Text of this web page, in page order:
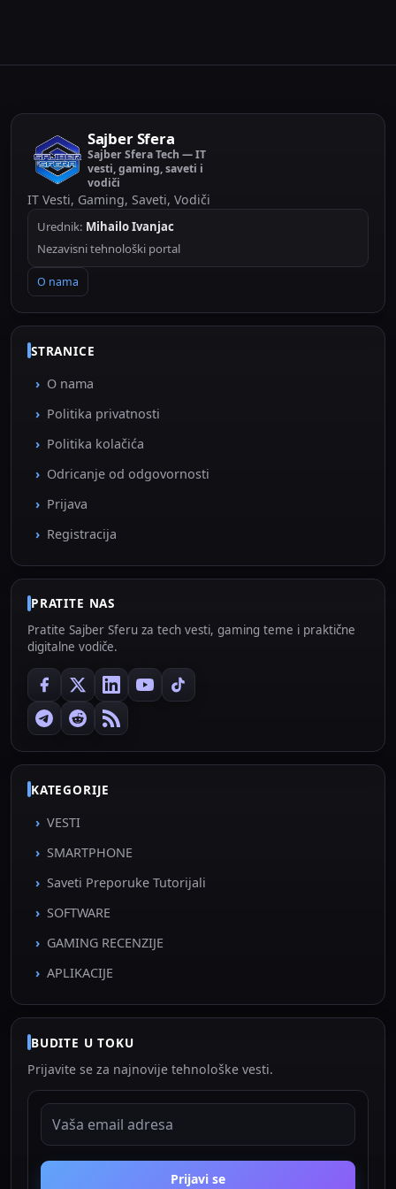
Sajber Sfera
Sajber Sfera Tech — IT
vesti, gaming, saveti i
vodiči
IT Vesti, Gaming, Saveti, Vodiči
Urednik: Mihailo Ivanjac
Nezavisni tehnološki portal
O nama
STRANICE
O nama
Politika privatnosti
Politika kolačića
Odricanje od odgovornosti
Prijava
Registracija
PRATITE NAS
Pratite Sajber Sferu za tech vesti, gaming teme i praktične
digitalne vodiče.
KATEGORIJE
VESTI
SMARTPHONE
Saveti Preporuke Tutorijali
SOFTWARE
GAMING RECENZIJE
APLIKACIJE
BUDITE U TOKU
Prijavite se za najnovije tehnološke vesti.
EMAIL ADRESA
Prijavi se